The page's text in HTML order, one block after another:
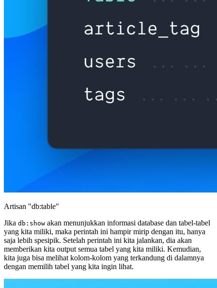
Artisan "db:table"
Jika db:show akan menunjukkan informasi database dan tabel-tabel
yang kita miliki, maka perintah ini hampir mirip dengan itu, hanya
saja lebih spesipik. Setelah perintah ini kita jalankan, dia akan
memberikan kita output semua tabel yang kita miliki. Kemudian,
kita juga bisa melihat kolom-kolom yang terkandung di dalamnya
dengan memilih tabel yang kita ingin lihat.